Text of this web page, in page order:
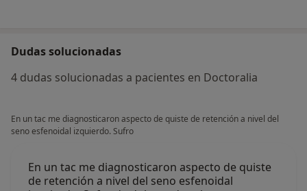
Dudas solucionadas
4 dudas solucionadas a pacientes en Doctoralia
En un tac me diagnosticaron aspecto de quiste de retención a nivel del
seno esfenoidal izquierdo. Sufro
En un tac me diagnosticaron aspecto de quiste
de retención a nivel del seno esfenoidal